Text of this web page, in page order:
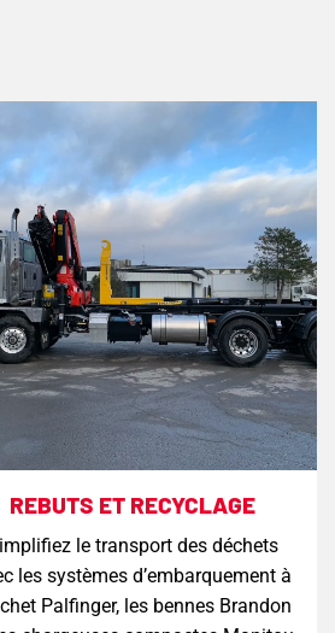
REBUTS ET RECYCLAGE
le transport des déchets
les systèmes d’embarquement à
Palfinger, les bennes Brandon